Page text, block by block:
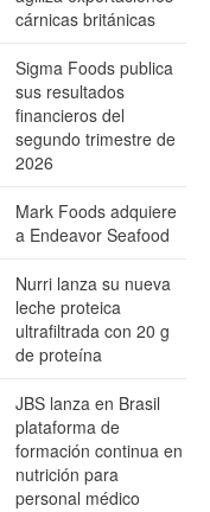
cárnicas británicas
Sigma Foods publica
sus resultados
financieros del
segundo trimestre de
2026
Mark Foods adquiere
a Endeavor Seafood
Nurri lanza su nueva
leche proteica
ultrafiltrada con 20 g
de proteína
JBS lanza en Brasil
plataforma de
formación continua en
nutrición para
personal médico